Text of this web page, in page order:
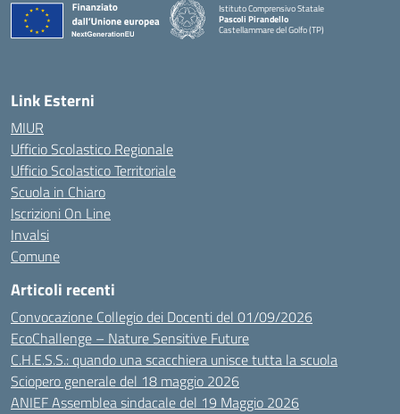
Istituto Comprensivo Statale
Pascoli Pirandello
Castellammare del Golfo (TP)
Link Esterni
MIUR
Ufficio Scolastico Regionale
Ufficio Scolastico Territoriale
Scuola in Chiaro
Iscrizioni On Line
Invalsi
Comune
Articoli recenti
Convocazione Collegio dei Docenti del 01/09/2026
EcoChallenge – Nature Sensitive Future
C.H.E.S.S.: quando una scacchiera unisce tutta la scuola
Sciopero generale del 18 maggio 2026
ANIEF Assemblea sindacale del 19 Maggio 2026